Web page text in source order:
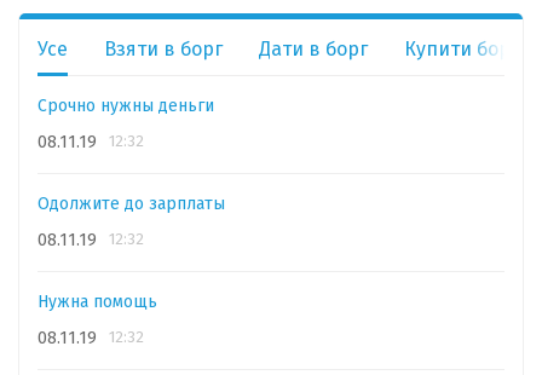
Усе Взяти в борг Дати в борг Купити борг
Срочно нужны деньги
08.11.19
12:32
Одолжите до зарплаты
08.11.19
12:32
Нужна помощь
08.11.19
12:32